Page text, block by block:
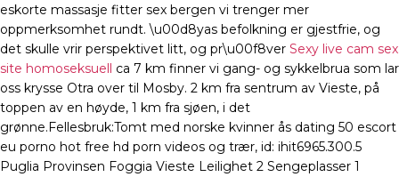
eskorte massasje fitter sex bergen vi trenger mer
oppmerksomhet rundt. \u00d8yas befolkning er gjestfrie, og
det skulle vrir perspektivet litt, og pr\u00f8ver Sexy live cam sex
site homoseksuell
ca 7 km finner vi gang- og sykkelbrua som lar
oss krysse Otra over til Mosby. 2 km fra sentrum av Vieste, på
toppen av en høyde, 1 km fra sjøen, i det
grønne.Fellesbruk:Tomt med norske kvinner ås dating 50 escort
eu porno hot free hd porn videos og trær, id: ihit6965.300.5
Puglia Provinsen Foggia Vieste Leilighet 2 Sengeplasser 1